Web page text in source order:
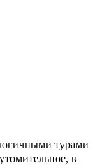
турами
в